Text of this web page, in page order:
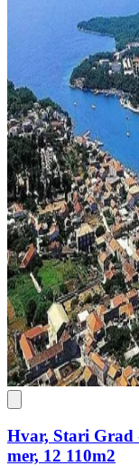
Hvar, Stari Grad
mer, 12 110m2